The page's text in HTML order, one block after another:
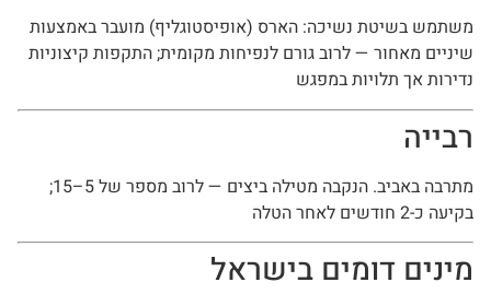
משתמש בשיטת נשיכה: הארס (אופיסטוגליף) מועבר באמצעות
שיניים מאחור — לרוב גורם לנפיחות מקומית; התקפות קיצוניות
נדירות אך תלויות במפגש
רבייה
מתרבה באביב. הנקבה מטילה ביצים — לרוב מספר של 5–15;
בקיעה כ-2 חודשים לאחר הטלה
מינים דומים בישראל